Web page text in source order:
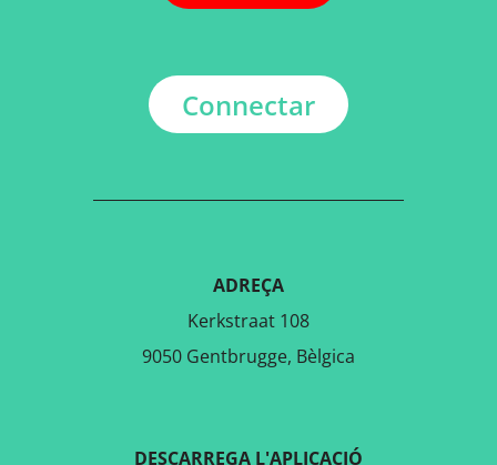
Connectar
ADREÇA
Kerkstraat 108
9050 Gentbrugge, Bèlgica
DESCARREGA L'APLICACIÓ